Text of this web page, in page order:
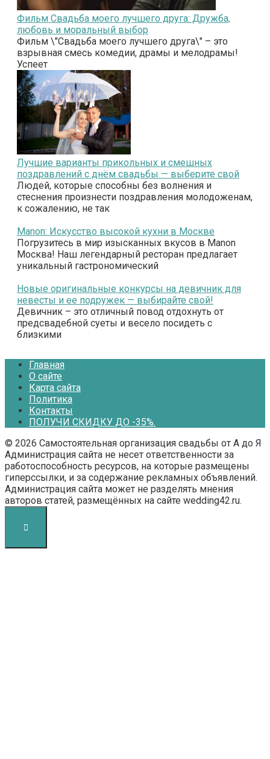
Фильм Свадьба моего лучшего друга: Дружба,
любовь и моральный выбор
Фильм \"Свадьба моего лучшего друга\" – это
взрывная смесь комедии, драмы и мелодрамы!
Успеет
Лучшие варианты прикольных и смешных
поздравлений с днём свадьбы — выберите свой
Людей, которые способны без волнения и
стеснения произнести поздравления молодоженам,
к сожалению, не так
Manon: Искусство высокой кухни в Москве
Погрузитесь в мир изысканных вкусов в Manon
Москва! Наш легендарный ресторан предлагает
уникальный гастрономический
Новые оригинальные конкурсы на девичник для
невесты и ее подружек — выбирайте свой!
Девичник – это отличный повод отдохнуть от
предсвадебной суеты и весело посидеть с
близкими
Главная
О сайте
Карта сайта
Политика
Контакты
ПОЛУЧИ СКИДКУ ДО -35%.
© 2026 Самостоятельная организация свадьбы от А до Я
Администрация сайта не несет ответственности за
работоспособность ресурсов, на которые размещены
гиперссылки, и за содержание рекламных объявлений.
Администрация сайта может не разделять мнения
авторов статей, размещённых на сайте wedding42.ru.